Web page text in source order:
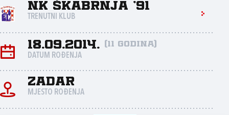
NK Škabrnja '91
TRENUTNI KLUB
18.09.2014. (11 godina)
DATUM ROĐENJA
Zadar
MJESTO ROĐENJA